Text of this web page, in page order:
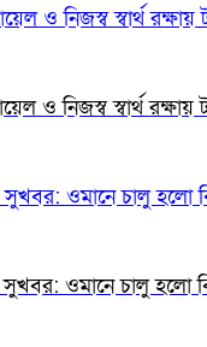
ও নিজস্ব স্বার্থ রক্ষায়
ওমানে চালু হলো